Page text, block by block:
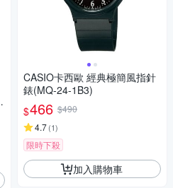
CASIO卡西歐 經典極簡風指針
錶(MQ-24-1B3)
$466 $490
4.7(1)
限時下殺
加入購物車